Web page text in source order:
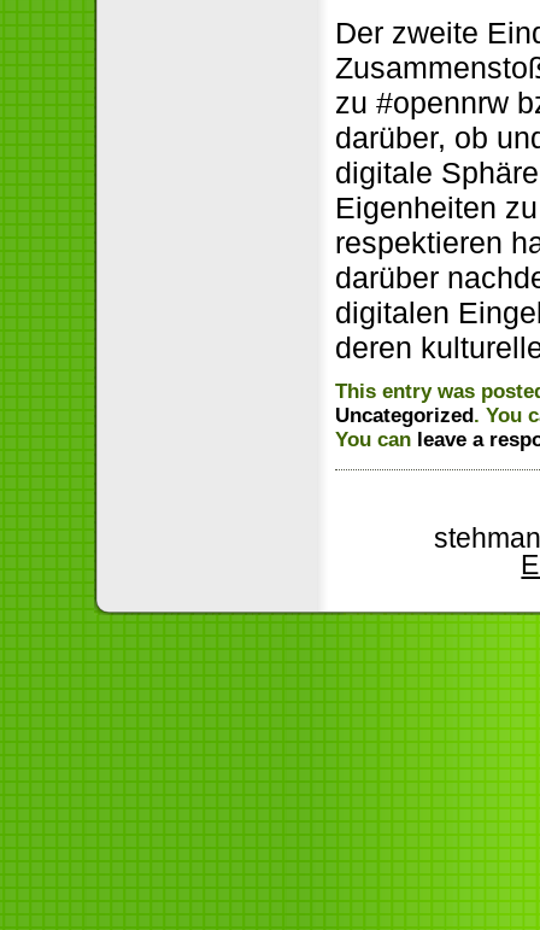
Der zweite
zu #opennrw
darüber, ob
digitale
Eigenheiten
respektieren
darüber
digitalen
deren
This entry was
Uncategorized. You
You can leave a